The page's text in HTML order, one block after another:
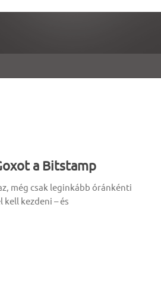
a Bitstamp
még csak leginkább óránkénti
kell kezdeni – és